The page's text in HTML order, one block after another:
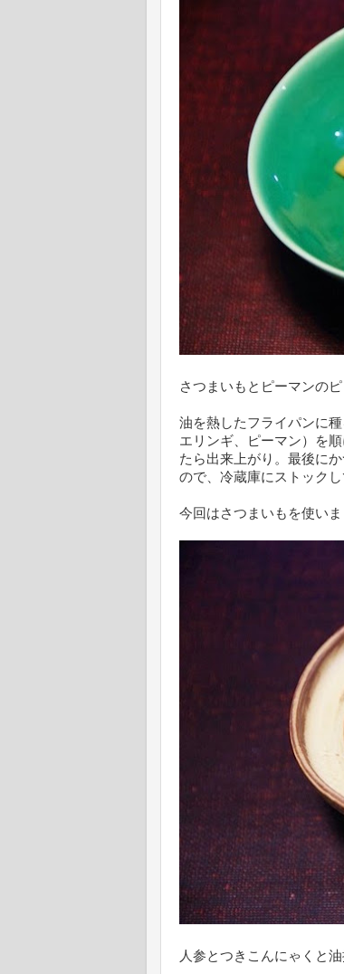
さつまいもとピーマンの
油を熱したフライパンに
エリンギ、ピーマン）を
たら出来上がり。最後に
ので、冷蔵庫にストック
今回はさつまいもを使い
人参とつきこんにゃくと